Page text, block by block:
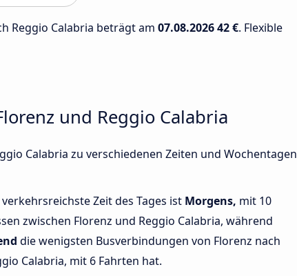
Reggio Calabria beträgt am 07.08.202642 €. Flexible
und Reggio Calabria
Calabria zu verschiedenen Zeiten und Wochentagen
verkehrsreichste Zeit des Tages ist Morgens, mit 10
zwischen Florenz und Reggio Calabria, während
die wenigsten Busverbindungen von Florenz nach
Calabria, mit 6 Fahrten hat.